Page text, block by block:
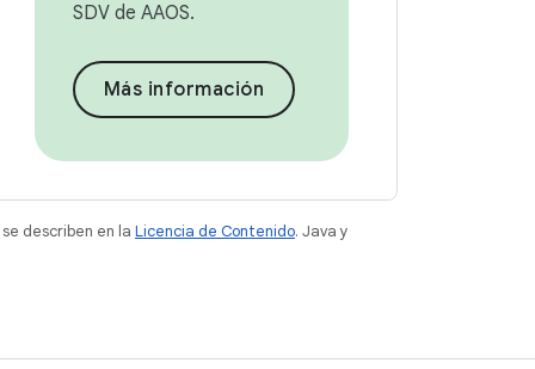
SDV de AAOS.
Más información
describen en la Licencia de Contenido. Java y